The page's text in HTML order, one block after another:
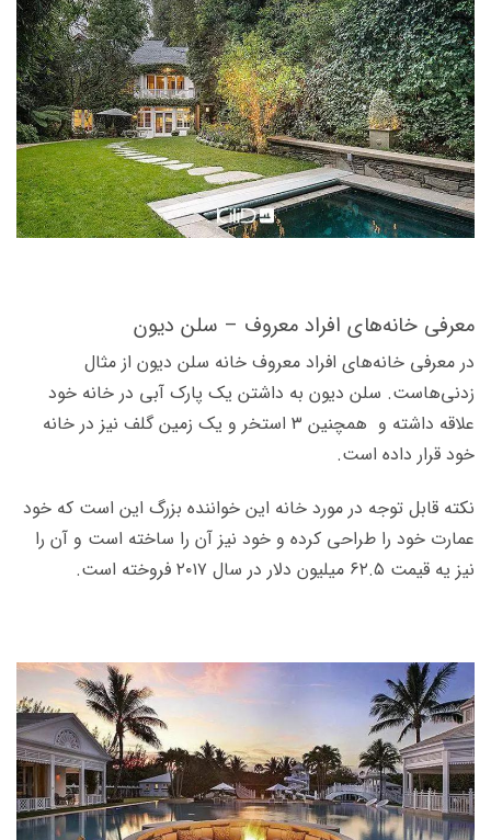
معرفی خانه‌های افراد معروف – سلن دیون
در معرفی خانه‌های افراد معروف خانه سلن دیون از مثال
زدنی‌هاست. سلن دیون به داشتن یک پارک آبی در خانه خود
علاقه داشته و همچنین ۳ استخر و یک زمین گلف نیز در خانه
خود قرار داده است.
نکته قابل توجه در مورد خانه این خواننده بزرگ این است که خود
عمارت خود را طراحی کرده و خود نیز آن را ساخته است و آن را
نیز یه قیمت ۶۲.۵ میلیون دلار در سال ۲۰۱۷ فروخته است.